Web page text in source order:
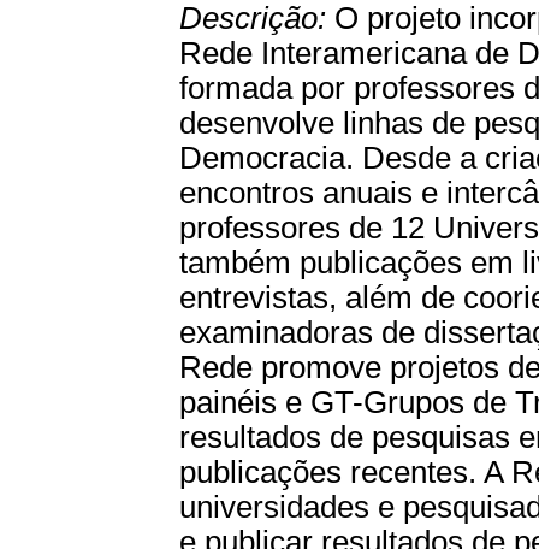
Descrição: O projeto
Rede Interamericana de
formada por professores
desenvolve linhas de
Democracia. Desde a
encontros anuais e
professores de 12
também publicações em
entrevistas, além de
examinadoras de
Rede promove projetos
painéis e GT-Grupos de
resultados de pesquisas
publicações recentes. A
universidades e
e publicar resultados de